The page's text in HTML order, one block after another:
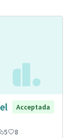
Acceptada
5 8